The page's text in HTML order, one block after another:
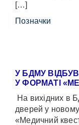
[…]
Позначки
У БДМУ
У ФОРМАТІ
На вихідних в
дверей у
«Медичний